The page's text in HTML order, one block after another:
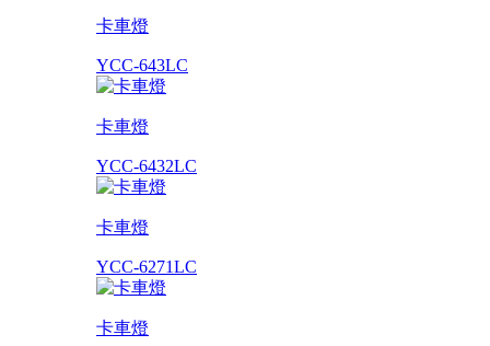
卡車燈
YCC-643LC
卡車燈
YCC-6432LC
卡車燈
YCC-6271LC
卡車燈